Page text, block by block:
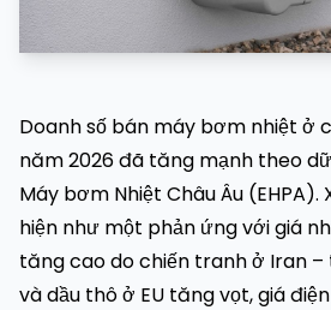
Doanh số bán máy bơm nhiệt ở
năm 2026 đã tăng mạnh theo
Máy bơm Nhiệt Châu Âu (EHPA).
hiện như một phản ứng với giá
tăng cao do chiến tranh ở Iran
và dầu thô ở EU tăng vọt, giá